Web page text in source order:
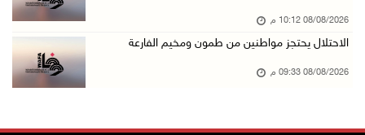
الحايك: نقود جهودا وطنية لحماية المواقع الأثر ...
08/آب/2026 04:50 م
أطفال مبتورو الأطراف يتحدّون الألم بكرة القدم ...
08/08/2026 10:12 م
الاحتلال يحتجز مواطنين من طمون ومخيم الفارعة
08/08/2026 09:33 م